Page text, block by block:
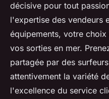
décisive pour tout
l'expertise des vendeurs
équipements, votre
vos sorties en mer.
partagée par des
attentivement la variété
l'excellence du service